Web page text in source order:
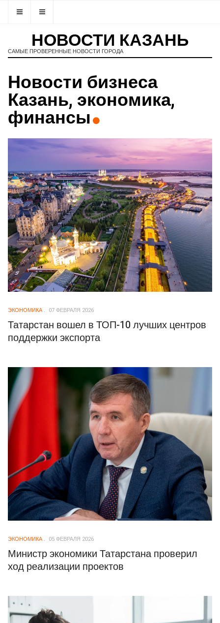
НОВОСТИ КАЗАНЬ
САМЫЕ ПРОВЕРЕННЫЕ НОВОСТИ ГОРОДА
Новости бизнеса
Казань, экономика,
финансы
ЭКОНОМИКА 07 ФЕВРАЛЯ 2026
Татарстан вошел в ТОП-10 лучших центров
поддержки экспорта
ЭКОНОМИКА 05 ФЕВРАЛЯ 2026
Министр экономики Татарстана проверил
ход реализации проектов